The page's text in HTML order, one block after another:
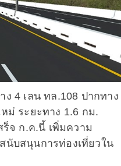
4 เลน ทล.108 ปากทาง
ม่ ระยะทาง 1.6 กม.
ร็จ ก.ค.นี้ เพิ่มความ
นับสนุนการท่องเที่ยวใน